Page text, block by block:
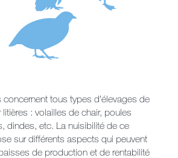
concernent tous types d’élevages de
litières : volailles de chair, poules
dindes, etc. La nuisibilité de ce
sur différents aspects qui peuvent
de production et de rentabilité